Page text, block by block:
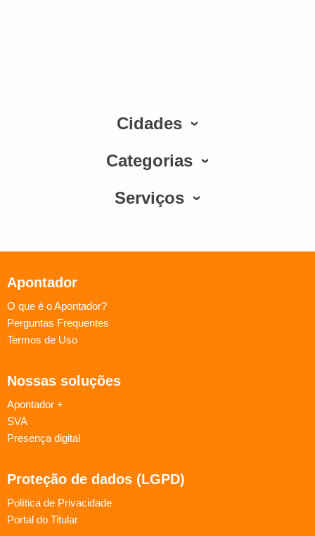
Cidades
Categorias
Serviços
Apontador
O que é o Apontador?
Perguntas Frequentes
Termos de Uso
Nossas soluções
Apontador +
SVA
Presença digital
Proteção de dados (LGPD)
Política de Privacidade
Portal do Titular